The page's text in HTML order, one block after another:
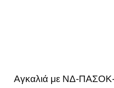
Αγκαλιά με ΝΔ-